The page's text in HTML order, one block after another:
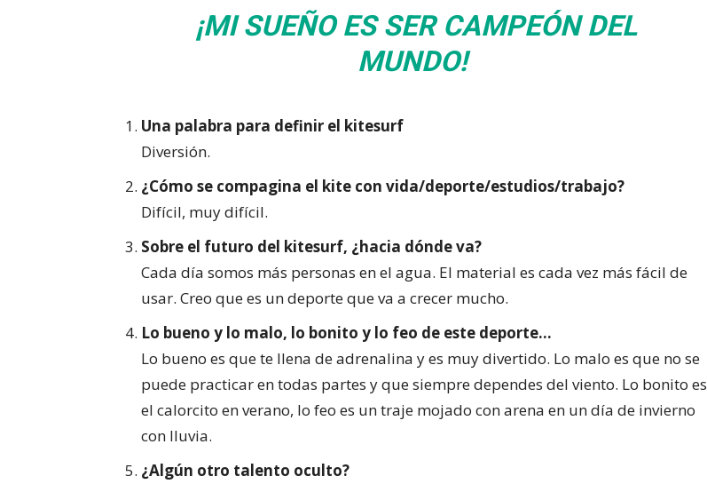
¡MI SUEÑO ES SER CAMPEÓN DEL
MUNDO!
Una palabra para definir el kitesurf
Diversión.
¿Cómo se compagina el kite con vida/deporte/estudios/trabajo?
Difícil, muy difícil.
Sobre el futuro del kitesurf, ¿hacia dónde va?
Cada día somos más personas en el agua. El material es cada vez más fácil de
usar. Creo que es un deporte que va a crecer mucho.
Lo bueno y lo malo, lo bonito y lo feo de este deporte…
Lo bueno es que te llena de adrenalina y es muy divertido. Lo malo es que no se
puede practicar en todas partes y que siempre dependes del viento. Lo bonito es
el calorcito en verano, lo feo es un traje mojado con arena en un día de invierno
con lluvia.
¿Algún otro talento oculto?